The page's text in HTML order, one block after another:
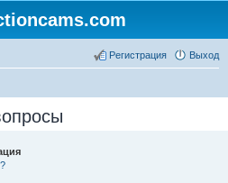
Выход
Регистрация